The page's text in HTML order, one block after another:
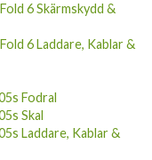
6 Laddare, Kablar &
Fodral
Skal
Laddare, Kablar &